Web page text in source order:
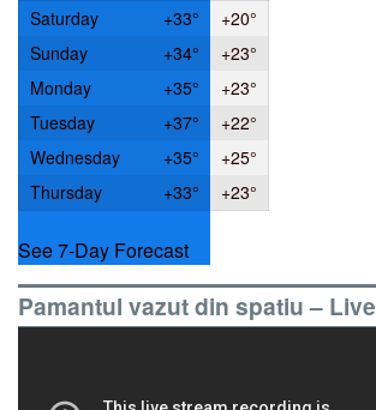
Saturday +33° +20°
Sunday
+34° +23°
Monday
+35° +23°
Tuesday
+37° +22°
Wednesday
+35° +25°
Thursday
+33° +23°
See 7-Day Forecast
Pamantul vazut din spatiu – Live